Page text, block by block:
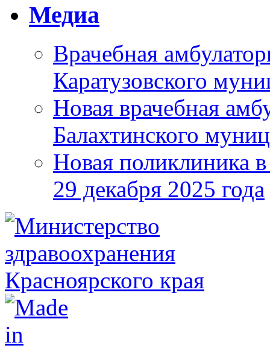
Медиа
Врачебная
Каратузовского
Новая врачебная
Балахтинского
Новая поликлиника
29 декабря 2025 года